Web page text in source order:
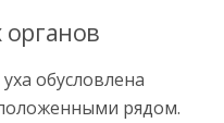
органов
обусловлена
рядом.